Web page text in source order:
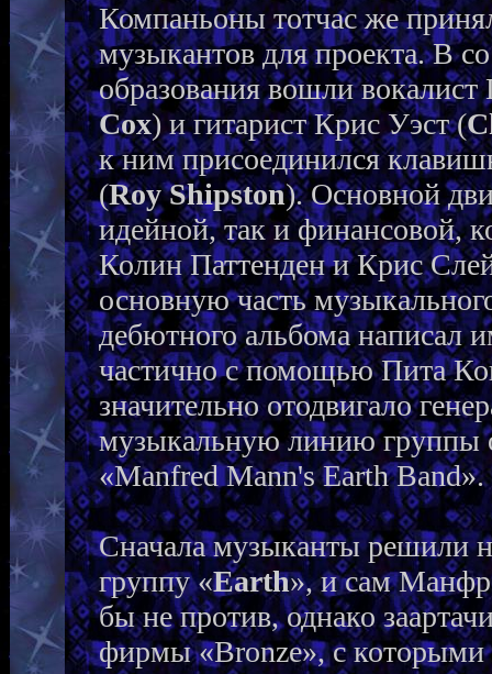
Компаньоны тотчас же
музыкантов для проекта. В
образования вошли
Cox) и гитарист Крис Уэст (
к ним присоединился
(Roy Shipston). Основной
идейной, так и финансовой,
Колин Паттенден и Крис
основную часть
дебютного альбома написал
частично с помощью Пита
значительно отодвигало
музыкальную линию группы
«Manfred Mann's Earth Band».
Сначала музыканты решили
группу «Earth», и сам
бы не против, однако
фирмы «Bronze», с